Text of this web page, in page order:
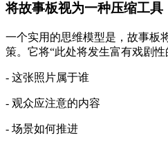
将故事板视为一种压缩工具
一个实用的思维模型是，故事板
策。它将“此处将发生富有戏剧性
- 这张照片属于谁
- 观众应注意的内容
- 场景如何推进